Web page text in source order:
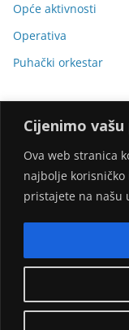
Cijenimo
Ova web stranica
najbolje korisničko
pristajete na našu
Opće aktivnosti
Operativa
Puhački orkestar
Stranicu
Copyright © 2026